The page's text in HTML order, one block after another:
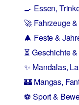
🍳 Essen,
🚀 Fahrzeuge
🎄 Feste &
⏳ Geschichte
✨ Mandalas,
🏰 Mangas,
⚽ Sport &